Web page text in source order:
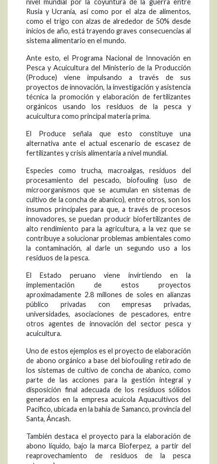
Rusia y Ucrania, así como por el alza de alimentos,
como el trigo con alzas de alrededor de 50% desde
inicios de año, está trayendo graves consecuencias al
sistema alimentario en el mundo.
Ante esto, el Programa Nacional de Innovación en
Pesca y Acuicultura del Ministerio de la Producción
(Produce) viene impulsando a través de sus
proyectos de innovación, la investigación y asistencia
técnica la promoción y elaboración de fertilizantes
orgánicos usando los residuos de la pesca y
acuicultura como principal materia prima.
El Produce señala que esto constituye una
alternativa ante el actual escenario de escasez de
fertilizantes y crisis alimentaria a nivel mundial.
Especies como trucha, macroalgas, residuos del
procesamiento del pescado, biofouling (uso de
microorganismos que se acumulan en sistemas de
cultivo de la concha de abanico), entre otros, son los
insumos principales para que, a través de procesos
innovadores, se puedan producir biofertilizantes de
alto rendimiento para la agricultura, a la vez que se
contribuye a solucionar problemas ambientales como
la contaminación, al darle un segundo uso a los
residuos de la pesca.
El Estado peruano viene invirtiendo en la
implementación de estos proyectos
aproximadamente 2.8 millones de soles en alianzas
público privadas con empresas privadas,
universidades, asociaciones de pescadores, entre
otros agentes de innovación del sector pesca y
acuicultura.
Uno de estos ejemplos es el proyecto de elaboración
de abono orgánico a base del biofouling retirado de
los sistemas de cultivo de concha de abanico, como
parte de las acciones para la gestión integral y
disposición final adecuada de los residuos sólidos
generados en la empresa acuícola Aquacultivos del
Pacífico, ubicada en la bahía de Samanco, provincia del
Santa, Áncash.
También destaca el proyecto para la elaboración de
abono líquido, bajo la marca Bioferpez, a partir del
reaprovechamiento de residuos de la pesca